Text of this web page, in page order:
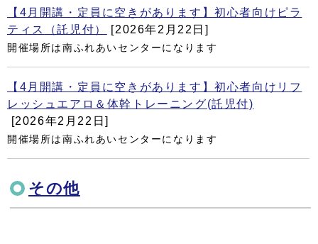
【4月開講・定員に空きがあります】初心者向けピラ
ティス（託児付）
[2026年2月22日]
開催場所は南ふれあいセンターになります
【4月開講・定員に空きがあります】初心者向けリフ
レッシュエアロ＆体幹トレーニング(託児付)
[2026年2月22日]
開催場所は南ふれあいセンターになります
その他